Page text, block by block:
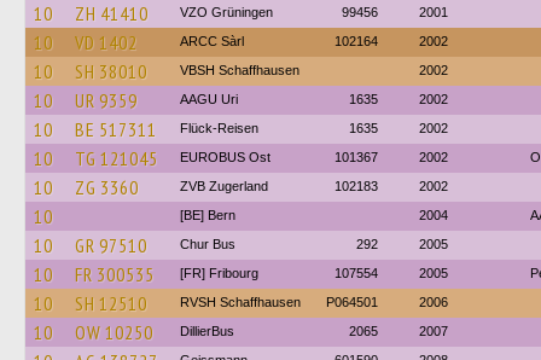
10 ZH 41410 VZO Grüningen 99456 2001
10 VD 1402 ARCC Sàrl 102164 2002
10 SH 38010 VBSH Schaffhausen 2002
10 UR 9359 AAGU Uri 1635 2002
10 BE 517311 Flück-Reisen 1635 2002
10 TG 121045 EUROBUS Ost 101367 2002
10 ZG 3360 ZVB Zugerland 102183 2002
10 [BE] Bern 2004
10 GR 97510 Chur Bus 292 2005
10 FR 300535 [FR] Fribourg 107554 2005
10 SH 12510 RVSH Schaffhausen P064501 2006
10 OW 10250 DillierBus 2065 2007